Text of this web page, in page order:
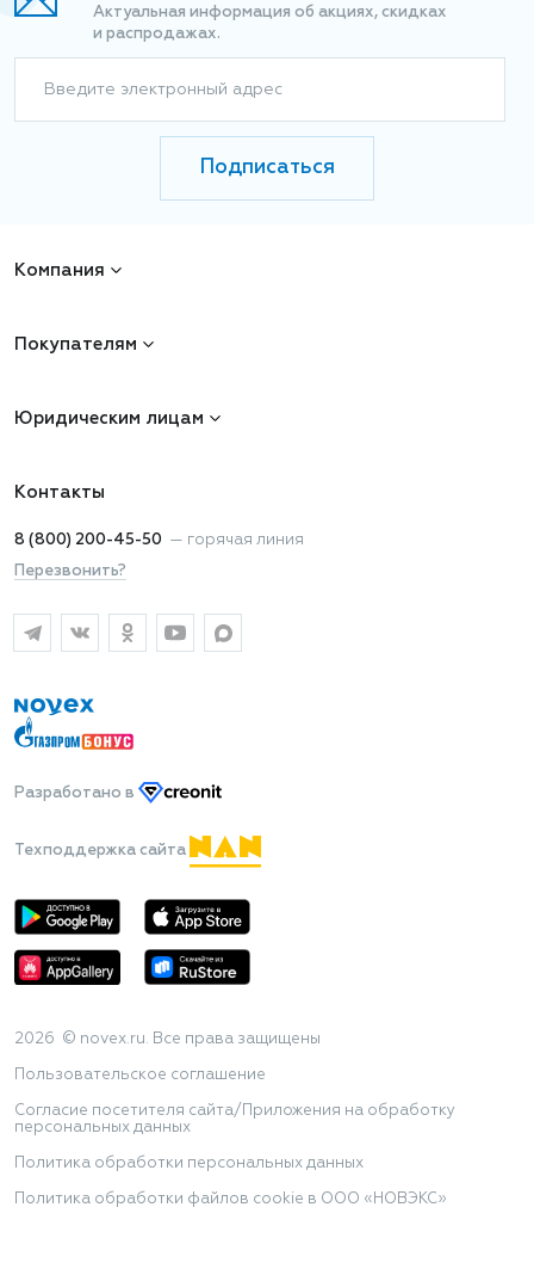
Актуальная информация об акциях, скидках
и распродажах.
Введите электронный адрес
Подписаться
Компания
Покупателям
Юридическим лицам
Контакты
8 (800) 200-45-50 — горячая линия
Перезвонить?
Разработано в
Техподдержка сайта
2026 © novex.ru. Все права защищены
Пользовательское соглашение
Согласие посетителя сайта/Приложения на обработку
персональных данных
Политика обработки персональных данных
Политика обработки файлов cookie в ООО «НОВЭКС»